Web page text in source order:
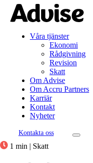
Våra tjänster
Ekonomi
Rådgivning
Revision
Skatt
Om Advise
Om Accru Partners
Karriär
Kontakt
Nyheter
Kontakta oss
1 min Skatt